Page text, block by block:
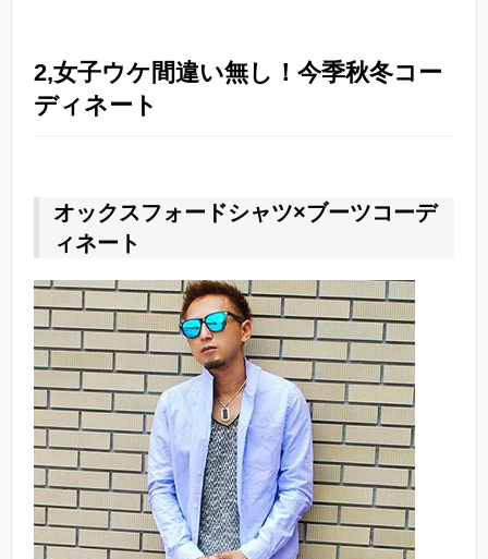
2,女子ウケ間違い無し！今季秋冬コー
ディネート
オックスフォードシャツ×ブーツコーデ
ィネート